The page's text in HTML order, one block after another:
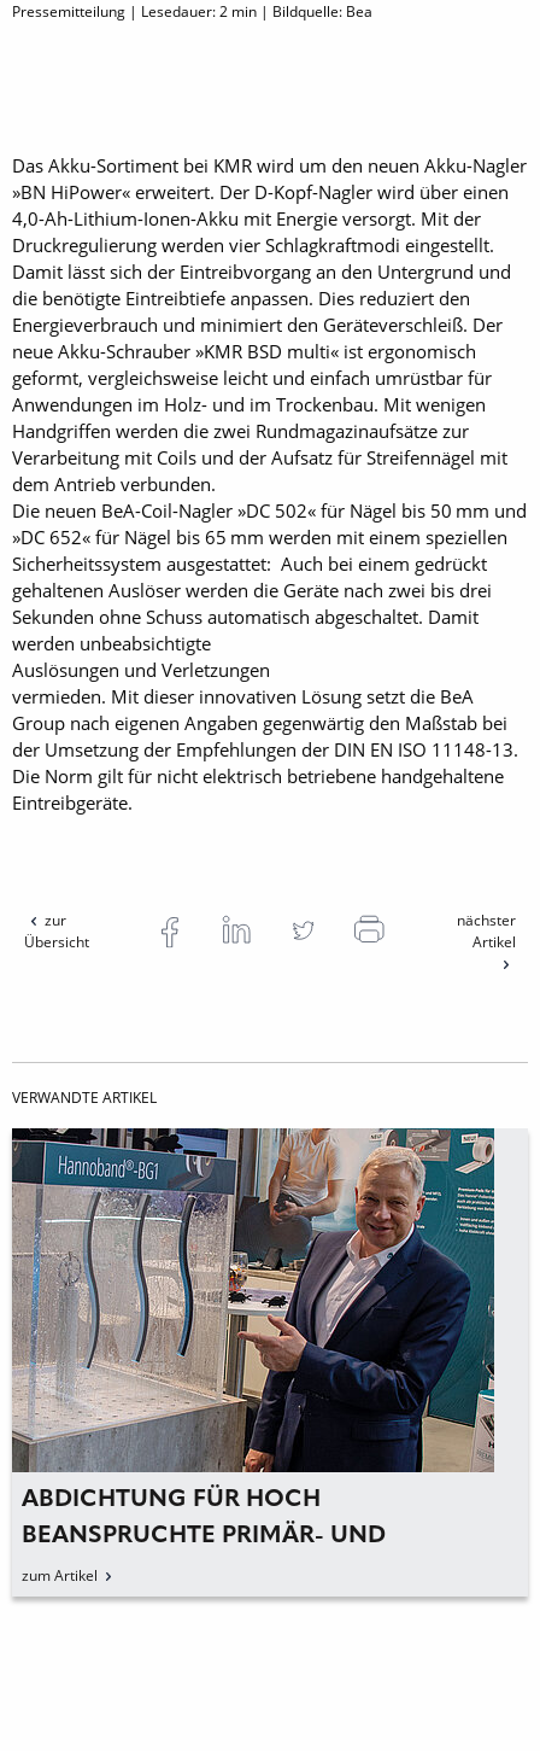
Pressemitteilung | Lesedauer:2 min | Bildquelle: Bea
Das Akku-Sortiment bei KMR wird um den neuen Akku-Nagler
»BN HiPower« erweitert. Der D-Kopf-Nagler wird über einen
4,0-Ah-Lithium-Ionen-Akku mit Energie versorgt. Mit der
Druckregulierung werden vier Schlagkraftmodi eingestellt.
Damit lässt sich der Eintreibvorgang an den Untergrund und
die benötigte Eintreibtiefe anpassen. Dies reduziert den
Energieverbrauch und minimiert den Geräteverschleiß. Der
neue Akku-Schrauber »KMR BSD multi« ist ergonomisch
geformt, vergleichsweise leicht und einfach umrüstbar für
Anwendungen im Holz- und im Trockenbau. Mit wenigen
Handgriffen werden die zwei Rundmagazinaufsätze zur
Verarbeitung mit Coils und der Aufsatz für Streifennägel mit
dem Antrieb verbunden.
Die neuen BeA-Coil-Nagler »DC 502« für Nägel bis 50 mm und
»DC 652« für Nägel bis 65 mm werden mit einem speziellen
Sicherheitssystem ausgestattet: Auch bei einem gedrückt
gehaltenen Auslöser werden die Geräte nach zwei bis drei
Sekunden ohne Schuss automatisch abgeschaltet. Damit
werden unbeabsichtigte
Auslösungen und Verletzungen
vermieden. Mit dieser innovativen Lösung setzt die BeA
Group nach eigenen Angaben gegenwärtig den Maßstab bei
der Umsetzung der Empfehlungen der DIN EN ISO 11148-13.
Die Norm gilt für nicht elektrisch betriebene handgehaltene
Eintreibgeräte.
zur
Übersicht
nächster
Artikel
VERWANDTE ARTIKEL
ABDICHTUNG FÜR HOCH
BEANSPRUCHTE PRIMÄR- UND
KREUZFUGEN
zum Artikel